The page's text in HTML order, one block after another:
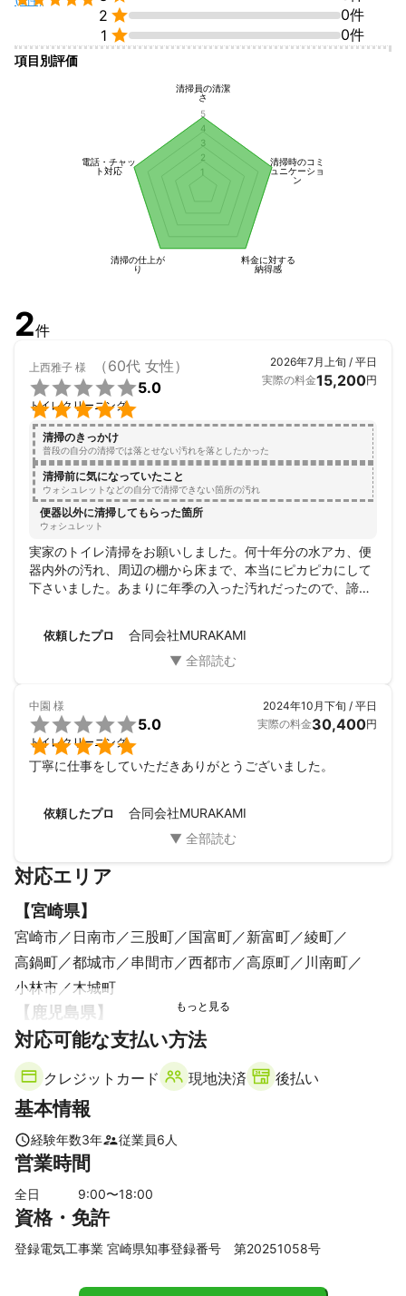
「どれくらいの料金になるか不安」
「どれくらい時間がかかるのか」
「施工内容を知りたい」
→メッセージやお電話で内容をお伺いした上でお客様が納得出来
同じような子育て世代のお客様が多い中、
日々楽しく施工し相談もしています 笑
自分が綺麗にしてあげたい！
お客様の為=家族の為と思い日々奮闘中です！
これまでの実績
・大手経験あり
・年間案件対応2000件以上
アピールポイント
■■■店長の思い■■■
自分の意思で仕事をしたい！
妥協せず納得できるまで丁寧に仕事をしたい！
と思い独立しました。
笑顔の接客を一番に心掛けています。
元々話するのは好きなので、
一番自信を持っているポイントです(^3^)/
あとは一つ一つ丁寧に仕事をすることを心掛けています。
■■■当店のサービスについて■■■
今までの施工経験により、
綺麗にするという基準が違うこと。
実際、宮崎で仕事をしていて前に依頼した業者さんの話を聞くこ
とも多く、
雑な仕事をしているケースが多すぎるのがいつも残念に思いま
2 
0件
1  0件
項目別評価
清掃員の清潔
さ
清掃時のコミ
ュニケーショ
ン
料金に対する
納得感
清掃の仕上が
り
電話・チャッ
ト対応
1
2
3
4
5
2件
上西雅子 様 （60代 女性）


5.0
トイレクリーニング
2026年7月上旬 / 平日
実際の料金15,200円
清掃のきっかけ
普段の自分の清掃では落とせない汚れを落としたかった
清掃前に気になっていたこと
ウォシュレットなどの自分で清掃できない箇所の汚れ
便器以外に清掃してもらった箇所
ウォシュレット
実家のトイレ清掃をお願いしました。何十年分の水アカ、便
器内外の汚れ、周辺の棚から床まで、本当にピカピカにして
下さいました。あまりに年季の入った汚れだったので、諦め
ありがとうございました。
依頼したプロ 合同会社MURAKAMI
中園 様


5.0
トイレクリーニング
2024年10月下旬 / 平日
実際の料金30,400円
丁寧に仕事をしていただきありがとうございました。
依頼したプロ 合同会社MURAKAMI
対応エリア
【宮崎県】
宮崎市 日南市 三股町 国富町 新富町
綾町
高鍋町
都城市 串間市 西都市 高原町
川南町
小林市
木城町
【 鹿児島県】
曽於市 志布志市
対応可能な支払い方法
クレジットカード 現地決済 後払い
基本情報
経験年数3年 従業員6 人
営業時間
全日 9:00〜18:00
資格・免許
登録電気工事業 宮崎県知事登録番号 第20251058号